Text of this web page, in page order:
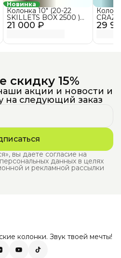
Новинка
21 000 ₽
Колонка 10" (20-22
SKILLETS BOX 2500 )
динамик 2шт/10" 29
скидку 15%
акции и новости и
на следующий заказ
вы даете согласие на
данных в целях
и рекламной рассылки
колонки. Звук твоей мечты!